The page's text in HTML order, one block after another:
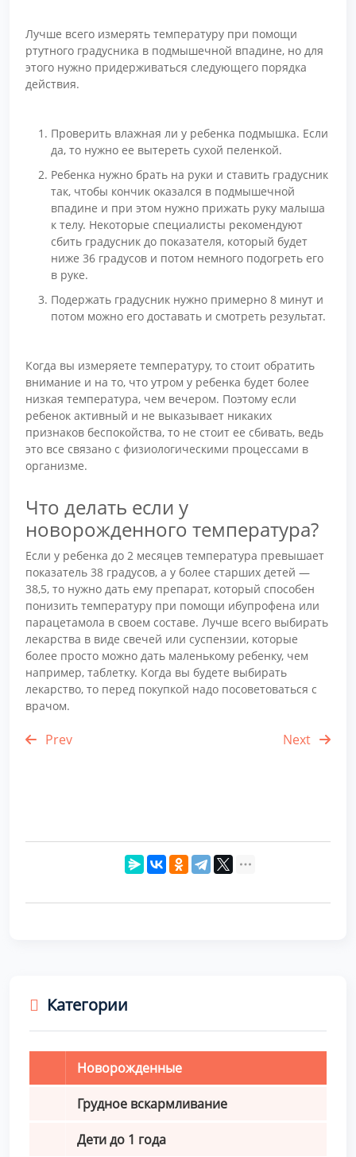
Лучше всего измерять температуру при помощи
ртутного градусника в подмышечной впадине, но для
этого нужно придерживаться следующего порядка
действия.
Проверить влажная ли у ребенка подмышка. Если
да, то нужно ее вытереть сухой пеленкой.
Ребенка нужно брать на руки и ставить градусник
так, чтобы кончик оказался в подмышечной
впадине и при этом нужно прижать руку малыша
к телу. Некоторые специалисты рекомендуют
сбить градусник до показателя, который будет
ниже 36 градусов и потом немного подогреть его
в руке.
Подержать градусник нужно примерно 8 минут и
потом можно его доставать и смотреть результат.
Когда вы измеряете температуру, то стоит обратить
внимание и на то, что утром у ребенка будет более
низкая температура, чем вечером. Поэтому если
ребенок активный и не выказывает никаких
признаков беспокойства, то не стоит ее сбивать, ведь
это все связано с физиологическими процессами в
организме.
Что делать если у
новорожденного температура?
Если у ребенка до 2 месяцев температура превышает
показатель 38 градусов, а у более старших детей —
38,5, то нужно дать ему препарат, который способен
понизить температуру при помощи ибупрофена или
парацетамола в своем составе. Лучше всего выбирать
лекарства в виде свечей или суспензии, которые
более просто можно дать маленькому ребенку, чем
например, таблетку. Когда вы будете выбирать
лекарство, то перед покупкой надо посоветоваться с
врачом.
Prev Next
Категории
Новорожденные
Грудное вскармливание
Дети до 1 года